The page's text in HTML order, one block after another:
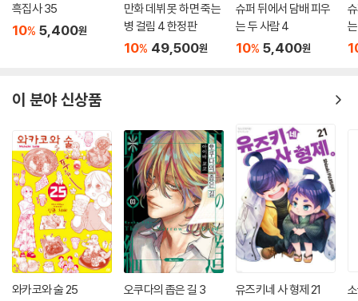
흑집사 35
10% 5,400원
만화 데뷔 못 하면 죽는
병 걸림 4 한정판
10% 49,500원
슈퍼 뒤에서 담배 피우
는 두 사람 4
10% 5,400원
이 분야 신상품
와카코와 술 25 오쿠다의 좁은 길 3 유즈키네 사 형제 21